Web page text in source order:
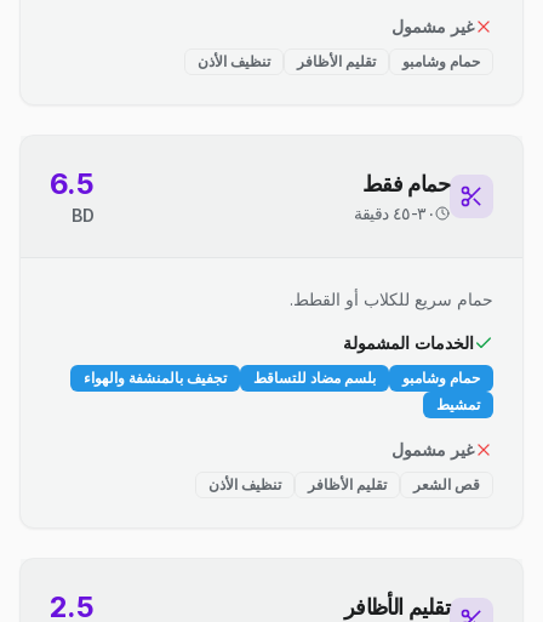
غير مشمول
حمام وشامبو تقليم الأظافر تنظيف الأذن
حمام فقط
٣٠-٤٥ دقيقة
6.5
BD
حمام سريع للكلاب أو القطط.
الخدمات المشمولة
حمام وشامبو بلسم مضاد للتساقط
تجفيف بالمنشفة والهواء
تمشيط
غير مشمول
قص الشعر تقليم الأظافر تنظيف الأذن
تقليم الأظافر 2.5